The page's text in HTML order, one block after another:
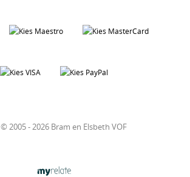
© 2005 - 2026 Bram en Elsbeth VOF